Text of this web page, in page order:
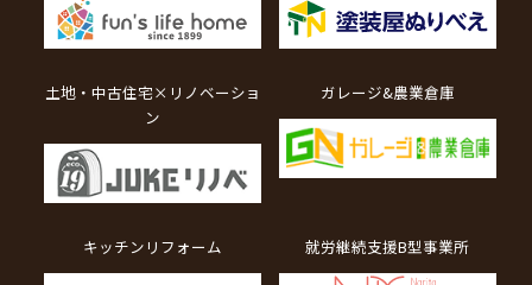
土地・中古住宅×リノベーショ
ン
ガレージ&農業倉庫
キッチンリフォーム 就労継続支援B型事業所